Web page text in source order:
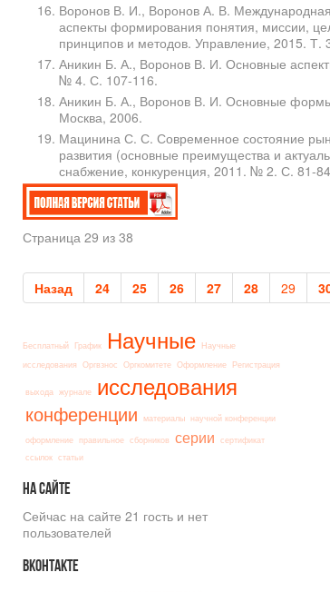
Воронов В. И., Воронов А. В. Международная
аспекты формирования понятия, миссии,
принципов и методов. Управление, 2015.
Аникин Б. А., Воронов В. И. Основные
№ 4. С. 107-116.
Аникин Б. А., Воронов В. И. Основные
Москва, 2006.
Мацинина С. С. Современное состояние
развития (основные преимущества и
снабжение, конкуренция, 2011. № 2. С. 81-
Страница 29 из 38
Назад 24 25 26 27 28 29
Бесплатный График Научные Научные
исследования Оргвзнос Оргкомитете Оформление Регистрация
выхода журнале исследования
конференции материалы научной конференции
оформление правильное сборников серии сертификат
ссылок статьи
Насайте
Сейчас на сайте 21 гость и нет
пользователей
Вконтакте